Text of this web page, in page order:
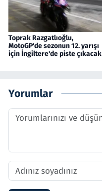
Toprak Razgatlıoğlu,
MotoGP'de sezonun 12. yarışı
için İngiltere'de piste çıkacak
Yorumlar